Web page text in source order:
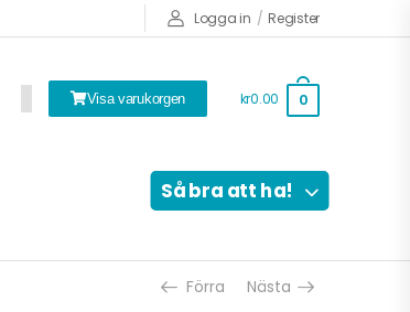
Logga in / Register
Visa varukorgen kr0.00 0
Så bra att ha!
Förra Nästa